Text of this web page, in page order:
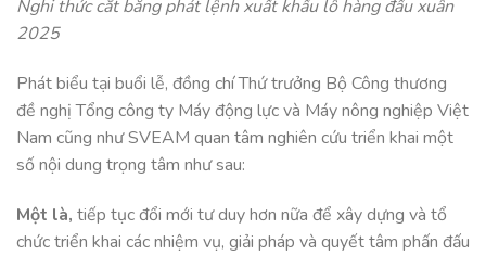
Nghi thức cắt băng phát lệnh xuất khẩu lô hàng đầu xuân
2025
Phát biểu tại buổi lễ, đồng chí Thứ trưởng Bộ Công thương
đề nghị Tổng công ty Máy động lực và Máy nông nghiệp Việt
Nam cũng như SVEAM quan tâm nghiên cứu triển khai một
số nội dung trọng tâm như sau:
Một là, tiếp tục đổi mới tư duy hơn nữa để xây dựng và tổ
chức triển khai các nhiệm vụ, giải pháp và quyết tâm phấn đấu